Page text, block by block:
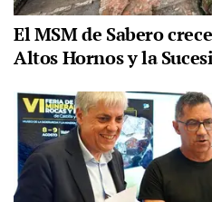
El MSM de Sabero
Altos Hornos y la